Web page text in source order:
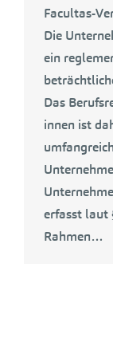
Facultas-
Die
ein
Das
innen ist
erfasst laut
Rahmen…